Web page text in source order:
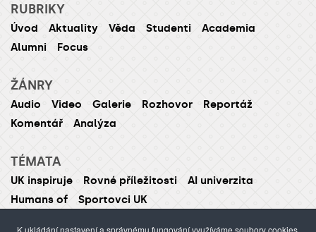
RUBRIKY
Úvod Aktuality Věda Studenti
Academia
Alumni
Focus
ŽÁNRY
Audio Video Galerie Rozhovor
Reportáž
Komentář
Analýza
TÉMATA
UK inspiruje Rovné příležitosti
AI univerzita
Humans of
Sportovci UK
K ukládání nastavení a správnému fungování využíváme soubory cookies.